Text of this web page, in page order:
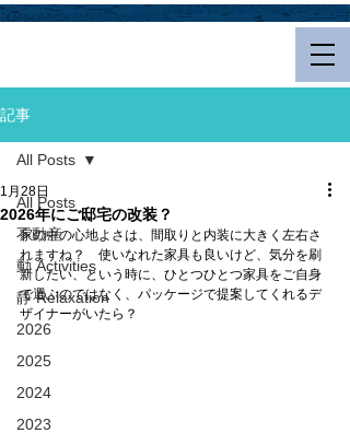
記事
All Posts
不動産
動 Activities
静 Relaxation
2026
2025
2024
2023
All Posts
2026年にご邸宅の改装？
1月28日
家の中の心地よさは、間取りと内装に大きく左右さ
れますね？　使いなれた家具も良いけど、気分を刷
新したい、という時に、ひとつひとつ家具をご自身
で選ぶのではなく、パッケージで提案してくれるデ
ザイナーがいたら？